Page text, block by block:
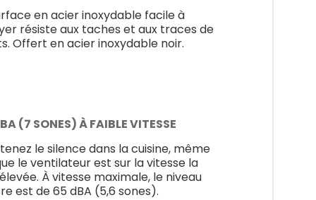
en acier inoxydable facile à
résiste aux taches et aux traces de
Offert en acier inoxydable noir.
(7 SONES) À FAIBLE VITESSE
le silence dans la cuisine, même
le ventilateur est sur la vitesse la
À vitesse maximale, le niveau
est de 65 dBA (5,6 sones).